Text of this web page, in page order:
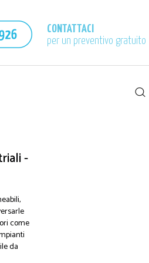
CONTATTACI
per un preventivo gratuito
-
come
da